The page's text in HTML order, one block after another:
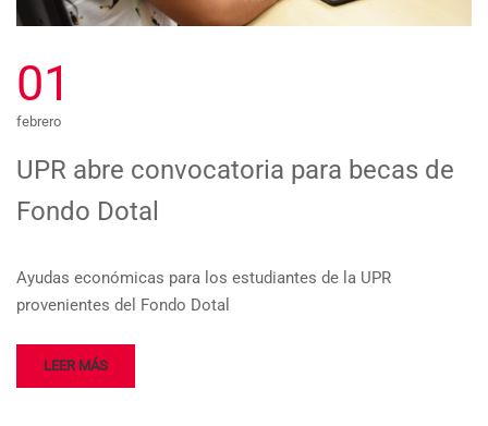
01
febrero
UPR abre convocatoria para becas de
Fondo Dotal
Ayudas económicas para los estudiantes de la UPR
provenientes del Fondo Dotal
LEER MÁS